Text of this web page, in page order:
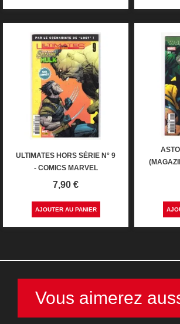
ULTIMATES HORS SÉRIE N° 9
- COMICS MARVEL
Prix
7,90 €
AJOUTER AU PANIER
Vous aimerez